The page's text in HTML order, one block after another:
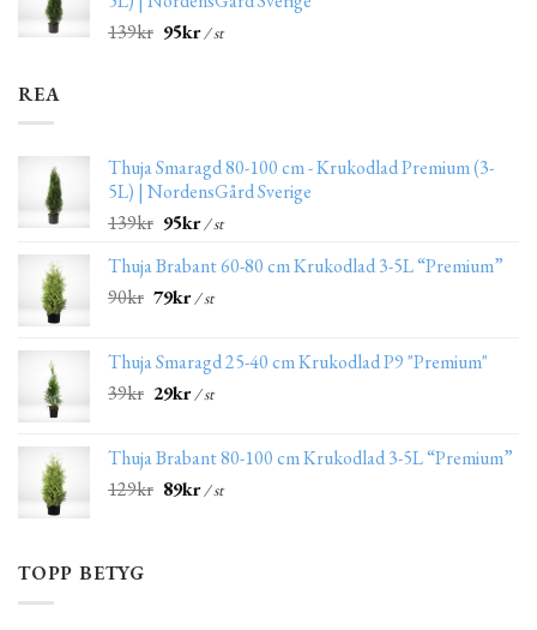
139kr 95kr/ st
REA
Thuja Smaragd 80-100 cm - Krukodlad Premium (3-
5L) | NordensGård Sverige
139kr 95kr/ st
Thuja Brabant 60-80 cm Krukodlad 3-5L “Premium”
90kr 79kr/ st
Thuja Smaragd 25-40 cm Krukodlad P9 "Premium"
39kr 29kr/ st
Thuja Brabant 80-100 cm Krukodlad 3-5L “Premium”
129kr 89kr/ st
TOPP BETYG